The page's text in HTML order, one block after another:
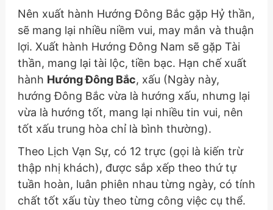
Nên xuất hành Hướng Đông Bắc gặp Hỷ thần,
sẽ mang lại nhiều niềm vui, may mắn và thuận
lợi. Xuất hành Hướng Đông Nam sẽ gặp Tài
thần, mang lại tài lộc, tiền bạc. Hạn chế xuất
hành Hướng Đông Bắc, xấu (Ngày này,
hướng Đông Bắc vừa là hướng xấu, nhưng lại
vừa là hướng tốt, mang lại nhiều tin vui, nên
tốt xấu trung hòa chỉ là bình thường).
Theo Lịch Vạn Sự, có 12 trực (gọi là kiến trừ
thập nhị khách), được sắp xếp theo thứ tự
tuần hoàn, luân phiên nhau từng ngày, có tính
chất tốt xấu tùy theo từng công việc cụ thể.